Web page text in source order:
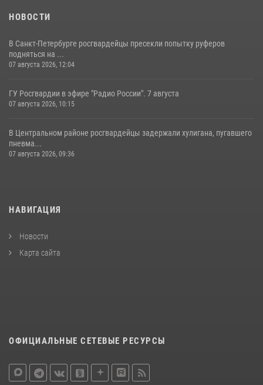
НОВОСТИ
В Санкт-Петербурге росгвардейцы пресекли попытку руферов
подняться на ...
07 августа 2026, 12:04
ГУ Росгвардии в эфире "Радио России". 7 августа
07 августа 2026, 10:15
В Центральном районе росгвардейцы задержали хулигана, пугавшего
пневма...
07 августа 2026, 09:36
НАВИГАЦИЯ
Новости
Карта сайта
ОФИЦИАЛЬНЫЕ СЕТЕВЫЕ РЕСУРСЫ